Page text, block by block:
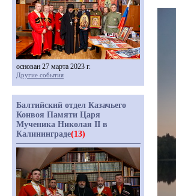
основан 27 марта 2023 г.
Другие события
Балтийский отдел Казачьего
Конвоя Памяти Царя
Мученика Николая II в
Калининграде(13)